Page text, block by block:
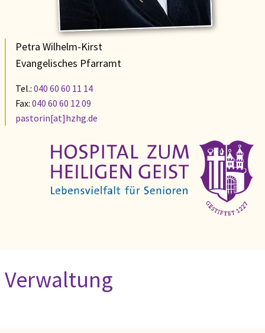
Petra Wilhelm-Kirst
Evangelisches Pfarramt
Tel.: 040 60 60 11 14
Fax: 040 60 60 12 09
pastorin[at]hzhg.de
Verwaltung